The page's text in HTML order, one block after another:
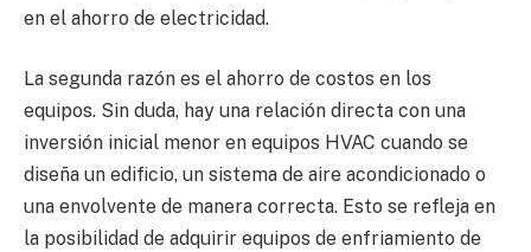
en el ahorro de electricidad.
La segunda razón es el ahorro de costos en los
equipos. Sin duda, hay una relación directa con una
inversión inicial menor en equipos HVAC cuando se
diseña un edificio, un sistema de aire acondicionado o
una envolvente de manera correcta. Esto se refleja en
la posibilidad de adquirir equipos de enfriamiento de